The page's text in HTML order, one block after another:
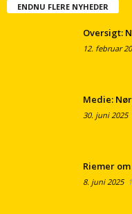
ENDNU FLERE NYHEDER
Oversigt:
12. februar
Medie:
30. juni 2025
Riemer
8. juni 2025